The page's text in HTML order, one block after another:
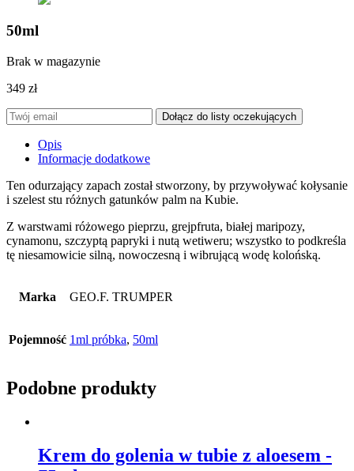
50ml
Brak w magazynie
349 zł
Opis
Informacje dodatkowe
Ten odurzający zapach został stworzony, by przywoływać kołysanie
i szelest stu różnych gatunków palm na Kubie.
Z warstwami różowego pieprzu, grejpfruta, białej maripozy,
cynamonu, szczyptą papryki i nutą wetiweru; wszystko to podkreśla
tę niesamowicie silną, nowoczesną i wibrującą wodę kolońską.
Marka GEO.F. TRUMPER
Pojemność 1ml próbka, 50ml
Podobne produkty
Krem do golenia w tubie z aloesem -